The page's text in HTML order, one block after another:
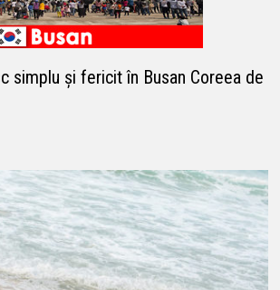
simplu și fericit în Busan Coreea de